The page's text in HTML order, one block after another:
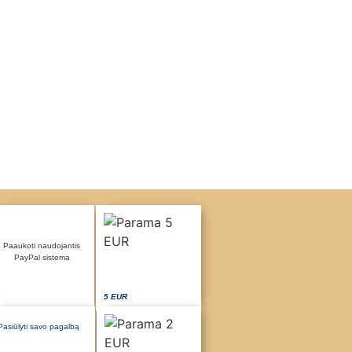
Paaukoti naudojantis
PayPal sistema
5 EUR
savo pagalbą